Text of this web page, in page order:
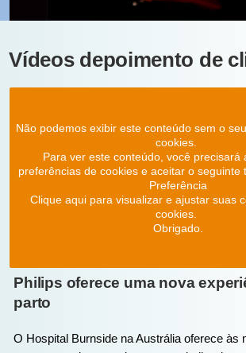
Vídeos depoimento de
Não podemos exibir este conteúdo sem o
cookies.
Para ver este conteúdo, você precisará
preferências de cookies e aceitar o seguinte
Preferência
Clique aqui para visualizar e ajustar suas
cookies.
Obrigado.
Philips oferece uma nova
parto
O Hospital Burnside na Austrália oferece às